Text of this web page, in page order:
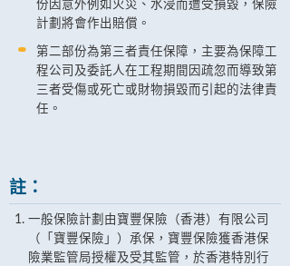
份因意外例如火災、水浸而遭受損毀，保險
計劃將會作出賠償。
第二部份為第三者責任保障，主要為保障工
程公司及委託人在工程期間因疏忽而導致第
三者受傷或死亡或財物損毀而引起的法律責
任。
註：
一般保險計劃由寶豐保險（香港）有限公司
（「寶豐保險」）承保，寶豐保險獲香港保
險業監管局授權及受其監管，於香港特別行